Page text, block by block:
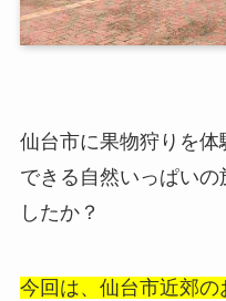
仙台市に果物狩りを
できる自然いっぱい
したか？
今回は、 仙台市近郊の